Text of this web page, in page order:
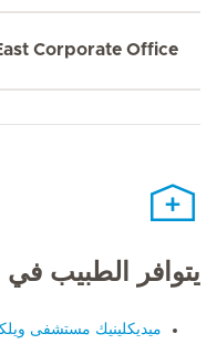
Corporate Office
يتوافر الطبيب في
ميديكلينيك مستشفى